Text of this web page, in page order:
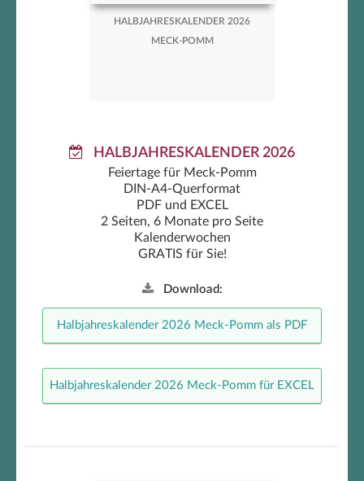
Meck-Pomm Halbjahreskalender
2026
HALBJAHRESKALENDER 2026
MECK-POMM
HALBJAHRESKALENDER 2026
Feiertage für Meck-Pomm
DIN-A4-Querformat
PDF und EXCEL
2 Seiten, 6 Monate pro Seite
Kalenderwochen
GRATIS für Sie!
Download:
Halbjahreskalender 2026 Meck-Pomm als PDF
Halbjahreskalender 2026 Meck-Pomm für EXCEL